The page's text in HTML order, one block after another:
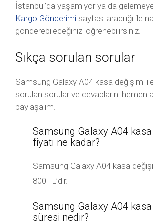
İstanbul’da yaşamıyor ya da
Kargo Gönderimi sayfası aracılığı ile
gönderebileceğinizi öğrenebilirsiniz.
Sıkça sorulan sorular
Samsung Galaxy A04 kasa değişimi
sorulan sorular ve cevaplarını hemen
paylaşalım.
Samsung Galaxy A04
fiyatı ne kadar?
Samsung Galaxy A04 kasa
800TL’dir.
Samsung Galaxy A04
süresi nedir?